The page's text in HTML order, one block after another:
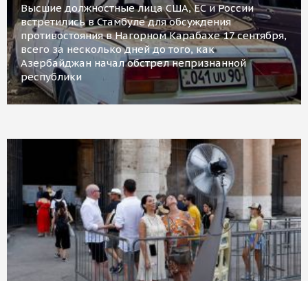
Высшие должностные лица США, ЕС и России
встретились в Стамбуле для обсуждения
противостояния в Нагорном Карабахе 17 сентября,
всего за несколько дней до того, как
Азербайджан начал обстрел непризнанной
республики